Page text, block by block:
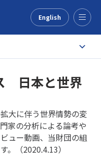
English
日本と世界
大に伴う世界情勢の変
家の分析による論考や
ュー動画、当財団の組
。（2020.4.13）